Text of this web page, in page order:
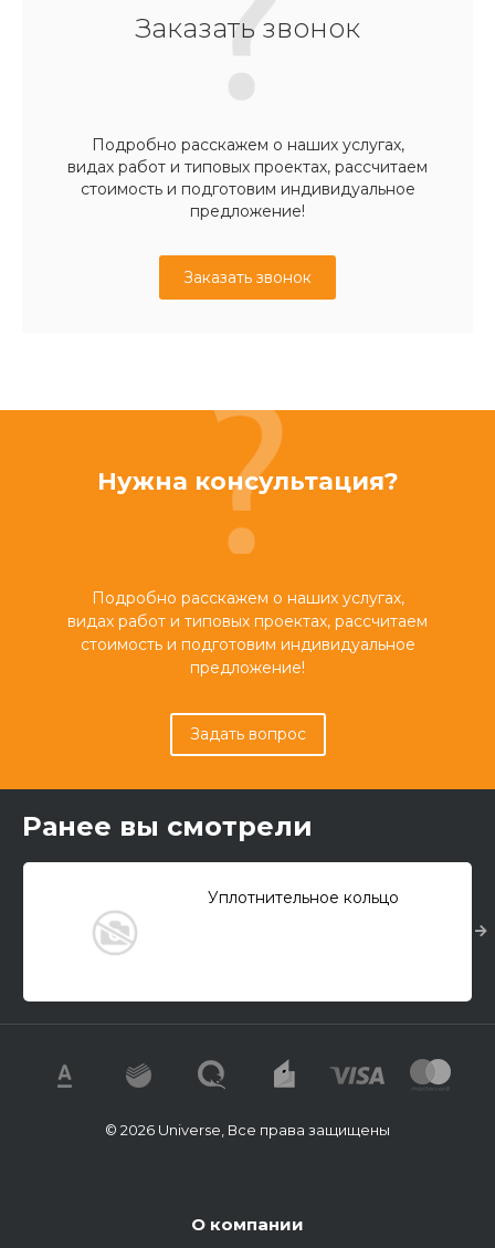
Заказать звонок
Подробно расскажем о наших услугах,
видах работ и типовых проектах, рассчитаем
стоимость и подготовим индивидуальное
предложение!
Заказать звонок
Нужна консультация?
Подробно расскажем о наших услугах,
видах работ и типовых проектах, рассчитаем
стоимость и подготовим индивидуальное
предложение!
Задать вопрос
Ранее вы смотрели
Уплотнительное кольцо
© 2026 Universe, Все права защищены
О компании